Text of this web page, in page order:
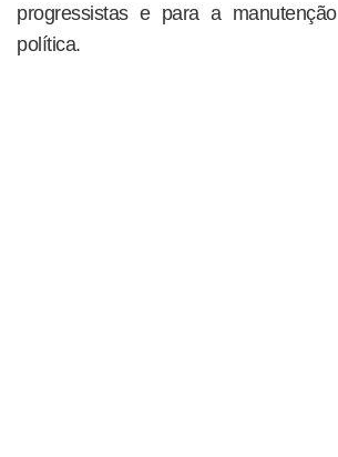
progressistas e para a
política.